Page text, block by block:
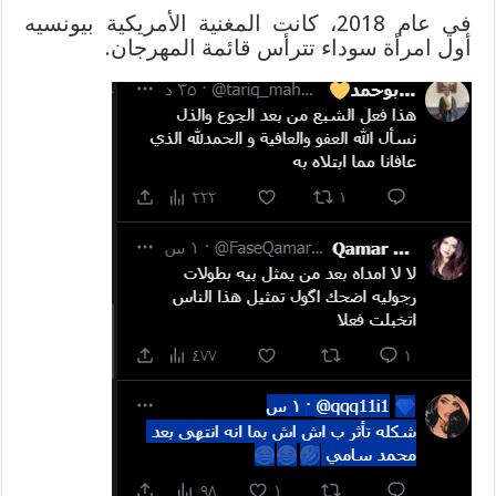
في عام 2018، كانت المغنية الأمريكية بيونسيه
أول امرأة سوداء تترأس قائمة المهرجان.